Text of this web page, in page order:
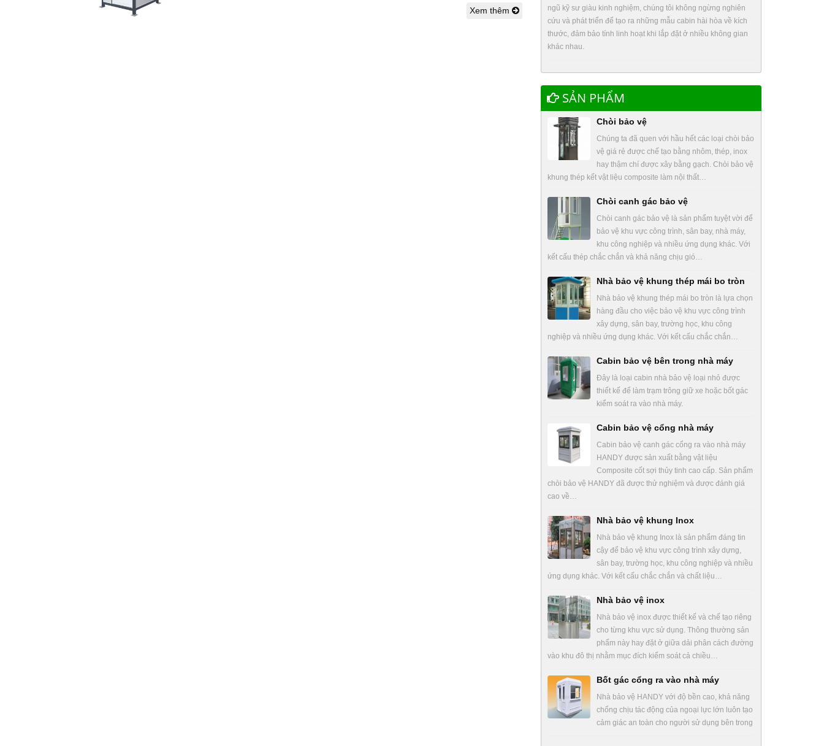
Xem thêm
ngũ kỹ sư giàu kinh nghiệm, chúng tôi không ngừng nghiên
cứu và phát triển để tạo ra những mẫu cabin hài hòa về kích
thước, đảm bảo tính linh hoạt khi lắp đặt ở nhiều không gian
khác nhau.
SẢN PHẨM
Chòi bảo vệ
Chúng ta đã quen với hầu hết các loại chòi bảo
vệ giá rẻ được chế tạo bằng nhôm, thép, inox
hay thậm chí được xây bằng gạch. Chòi bảo vệ
khung thép kết vật liệu composite làm nội thất…
Chòi canh gác bảo vệ
Chòi canh gác bảo vệ là sản phẩm tuyệt vời để
bảo vệ khu vực công trình, sân bay, nhà máy,
khu công nghiệp và nhiều ứng dụng khác. Với
kết cấu thép chắc chắn và khả năng chịu gió…
Nhà bảo vệ khung thép mái bo tròn
Nhà bảo vệ khung thép mái bo tròn là lựa chọn
hàng đầu cho việc bảo vệ khu vực công trình
xây dựng, sân bay, trường học, khu công
nghiệp và nhiều ứng dụng khác. Với kết cấu chắc chắn…
Cabin bảo vệ bên trong nhà máy
Đây là loại cabin nhà bảo vệ loại nhỏ được
thiết kế để làm trạm trông giữ xe hoặc bốt gác
kiểm soát ra vào nhà máy.
Cabin bảo vệ cổng nhà máy
Cabin bảo vệ canh gác cổng ra vào nhà máy
HANDY được sản xuất bằng vật liệu
Composite cốt sợi thủy tinh cao cấp. Sản phẩm
chòi bảo vệ HANDY đã được thử nghiệm và được đánh giá
cao về…
Nhà bảo vệ khung Inox
Nhà bảo vệ khung Inox là sản phẩm đáng tin
cậy để bảo vệ khu vực công trình xây dựng,
sân bay, trường học, khu công nghiệp và nhiều
ứng dụng khác. Với kết cấu chắc chắn và chất liệu…
Nhà bảo vệ inox
Nhà bảo vệ inox được thiết kế và chế tạo riêng
cho từng khu vực sử dụng. Thông thường sản
phẩm này hay đặt ở giữa dải phân cách đường
vào khu đô thị nhằm mục đích kiểm soát cả chiều…
Bốt gác cổng ra vào nhà máy
Nhà bảo vệ HANDY với độ bền cao, khả năng
chống chịu tác động của ngoại lực lớn luôn tạo
cảm giác an toàn cho người sử dụng bên trong